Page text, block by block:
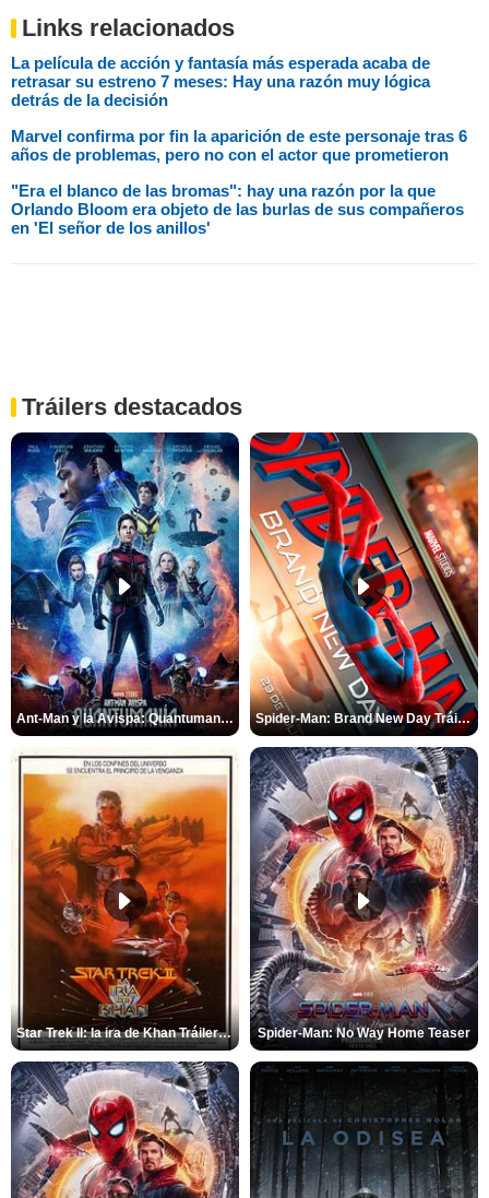
Links relacionados
La película de acción y fantasía más esperada acaba de
retrasar su estreno 7 meses: Hay una razón muy lógica
detrás de la decisión
Marvel confirma por fin la aparición de este personaje tras 6
años de problemas, pero no con el actor que prometieron
"Era el blanco de las bromas": hay una razón por la que
Orlando Bloom era objeto de las burlas de sus compañeros
en 'El señor de los anillos'
Tráilers destacados
Ant-Man y la Avispa: Quantumanía Tráiler (2) Spider-Man: Brand New Day Tráiler (3)
Star Trek II: la ira de Khan Tráiler VO Spider-Man: No Way Home Teaser